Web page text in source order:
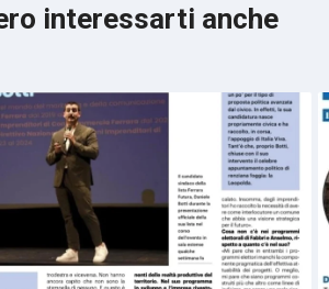
interessarti anche